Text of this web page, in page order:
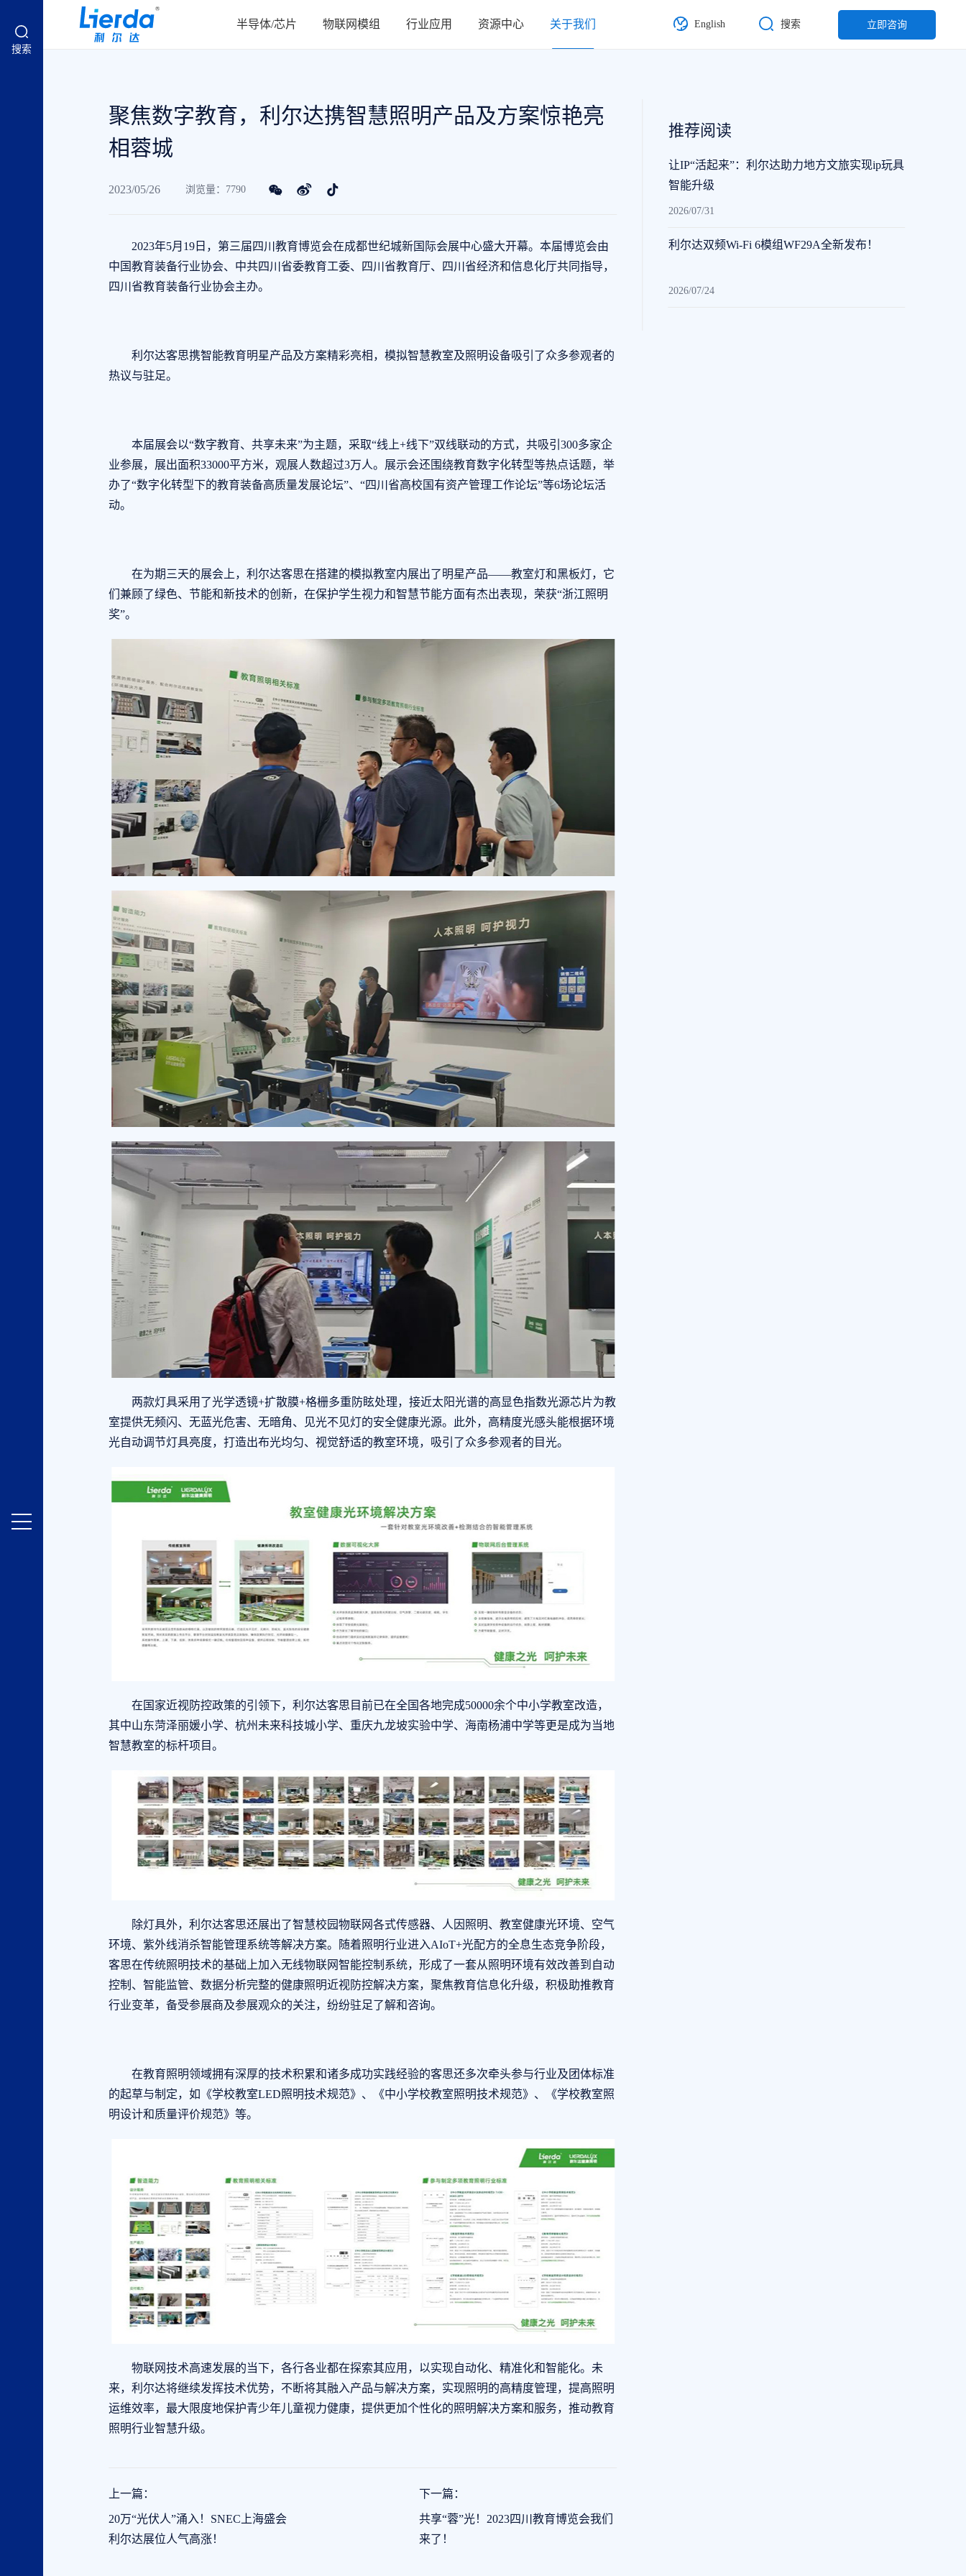
半导体/芯片 物联网模组 行业应用 资源中心 关于我们 English 搜索 立即咨询
搜索
聚焦数字教育，利尔达携智慧照明产品及方案惊艳亮
相蓉城
2023/05/26 浏览量：7790
2023年5月19日，第三届四川教育博览会在成都世纪城新国际会展中心盛大开幕。本届博览会由
中国教育装备行业协会、中共四川省委教育工委、四川省教育厅、四川省经济和信息化厅共同指导，
四川省教育装备行业协会主办。
利尔达客思携智能教育明星产品及方案精彩亮相，模拟智慧教室及照明设备吸引了众多参观者的
热议与驻足。
本届展会以“数字教育、共享未来”为主题，采取“线上+线下”双线联动的方式，共吸引300多家企
业参展，展出面积33000平方米，观展人数超过3万人。展示会还围绕教育数字化转型等热点话题，举
办了“数字化转型下的教育装备高质量发展论坛”、“四川省高校国有资产管理工作论坛”等6场论坛活
动。
在为期三天的展会上，利尔达客思在搭建的模拟教室内展出了明星产品——教室灯和黑板灯，它
们兼顾了绿色、节能和新技术的创新，在保护学生视力和智慧节能方面有杰出表现，荣获“浙江照明
奖”。
两款灯具采用了光学透镜+扩散膜+格栅多重防眩处理，接近太阳光谱的高显色指数光源芯片为教
室提供无频闪、无蓝光危害、无暗角、见光不见灯的安全健康光源。此外，高精度光感头能根据环境
光自动调节灯具亮度，打造出布光均匀、视觉舒适的教室环境，吸引了众多参观者的目光。
在国家近视防控政策的引领下，利尔达客思目前已在全国各地完成50000余个中小学教室改造，
其中山东菏泽丽媛小学、杭州未来科技城小学、重庆九龙坡实验中学、海南杨浦中学等更是成为当地
智慧教室的标杆项目。
除灯具外，利尔达客思还展出了智慧校园物联网各式传感器、人因照明、教室健康光环境、空气
环境、紫外线消杀智能管理系统等解决方案。随着照明行业进入AIoT+光配方的全息生态竞争阶段，
客思在传统照明技术的基础上加入无线物联网智能控制系统，形成了一套从照明环境有效改善到自动
控制、智能监管、数据分析完整的健康照明近视防控解决方案，聚焦教育信息化升级，积极助推教育
行业变革，备受参展商及参展观众的关注，纷纷驻足了解和咨询。
在教育照明领域拥有深厚的技术积累和诸多成功实践经验的客思还多次牵头参与行业及团体标准
的起草与制定，如《学校教室LED照明技术规范》、《中小学校教室照明技术规范》、《学校教室照
明设计和质量评价规范》等。
物联网技术高速发展的当下，各行各业都在探索其应用，以实现自动化、精准化和智能化。未
来，利尔达将继续发挥技术优势，不断将其融入产品与解决方案，实现照明的高精度管理，提高照明
运维效率，最大限度地保护青少年儿童视力健康，提供更加个性化的照明解决方案和服务，推动教育
照明行业智慧升级。
上一篇：
20万“光伏人”涌入！SNEC上海盛会
利尔达展位人气高涨！
下一篇：
共享“蓉”光！2023四川教育博览会我们
来了！
推荐阅读
让IP“活起来”：利尔达助力地方文旅实现ip玩具
智能升级
2026/07/31
利尔达双频Wi-Fi 6模组WF29A全新发布！
2026/07/24